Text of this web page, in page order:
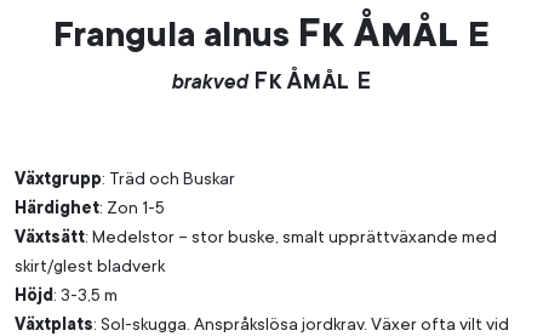
Frangula alnus Fk Åmål E
brakvedFk Åmål E
Växtgrupp: Träd och Buskar
Härdighet: Zon 1-5
Växtsätt: Medelstor – stor buske, smalt upprättväxande med
skirt/glest bladverk
Höjd : 3-3,5 m
Växtplats: Sol-skugga. Anspråkslösa jordkrav. Växer ofta vilt vid